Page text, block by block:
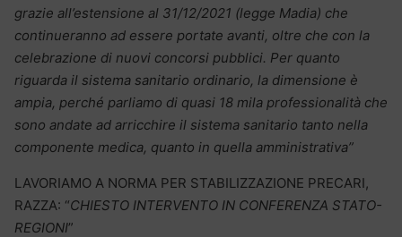
grazie all’estensione al 31/12/2021 (legge Madia) che
continueranno ad essere portate avanti, oltre che con la
celebrazione di nuovi concorsi pubblici. Per quanto
riguarda il sistema sanitario ordinario, la dimensione è
ampia, perché parliamo di quasi 18 mila professionalità che
sono andate ad arricchire il sistema sanitario tanto nella
componente medica, quanto in quella amministrativa”
LAVORIAMO A NORMA PER STABILIZZAZIONE PRECARI,
RAZZA: “CHIESTO INTERVENTO IN CONFERENZA STATO-
REGIONI”